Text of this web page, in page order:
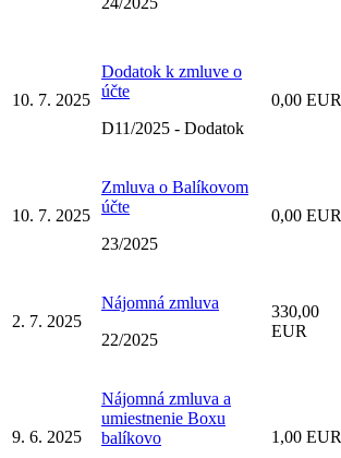
10. 7. 2025
Dodatok k zmluve o
účte
D11/2025 - Dodatok
0,00 EUR
10. 7. 2025
Zmluva o Balíkovom
účte
23/2025
0,00 EUR
2. 7. 2025
Nájomná zmluva
22/2025
330,00
EUR
9. 6. 2025
Nájomná zmluva a
umiestnenie Boxu
balíkovo
1,00 EUR